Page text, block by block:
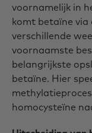
voornamelijk in
komt betaïne via
verschillende
voornaamste
belangrijkste
betaïne. Hier
homocysteïne